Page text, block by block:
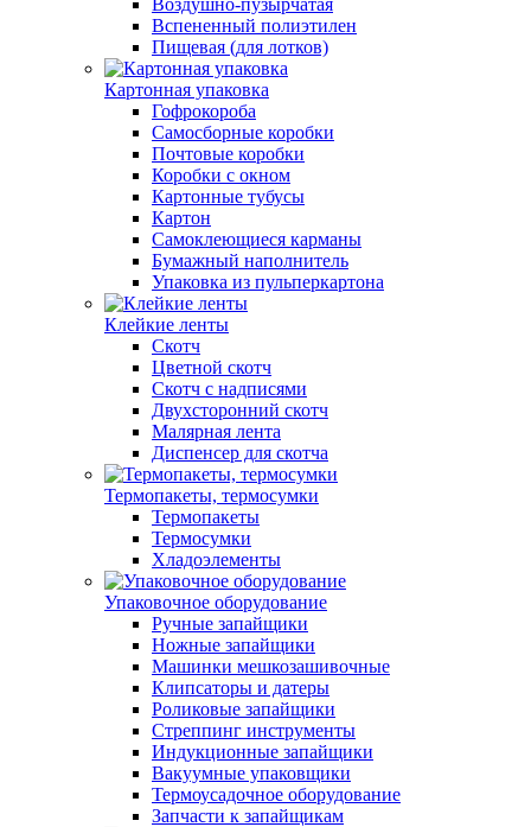
Воздушно-пузырчатая
Вспененный полиэтилен
Пищевая (для лотков)
Картонная упаковка
Гофрокороба
Самосборные коробки
Почтовые коробки
Коробки с окном
Картонные тубусы
Картон
Самоклеющиеся карманы
Бумажный наполнитель
Упаковка из пульперкартона
Клейкие ленты
Скотч
Цветной скотч
Скотч с надписями
Двухсторонний скотч
Малярная лента
Диспенсер для скотча
Термопакеты, термосумки
Термопакеты
Термосумки
Хладоэлементы
Упаковочное оборудование
Ручные запайщики
Ножные запайщики
Машинки мешкозашивочные
Клипсаторы и датеры
Роликовые запайщики
Стреппинг инструменты
Индукционные запайщики
Вакуумные упаковщики
Термоусадочное оборудование
Запчасти к запайщикам